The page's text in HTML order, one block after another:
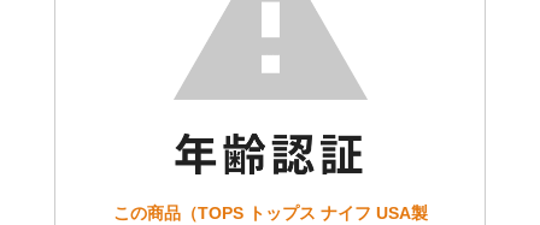
この商品（TOPS トップス ナイフ USA製